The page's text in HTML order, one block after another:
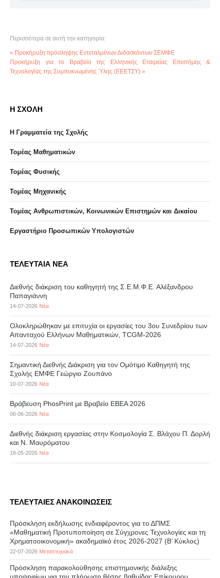
Περισσότερα σε αυτή την κατηγορία:
« Προκήρυξη πρόσληψης Εντεταλμένων Διδασκόντων ΣΕΜΦΕ
Προκήρυξη για το Βραβείο της Ελληνικής Εταιρείας Επιστήμης &
Τεχνολογίας της Συμπυκνωμένης Ύλης (ΕΕΕΤΣΥ) »
Η ΣΧΟΛΗ
Η Γραμματεία της Σχολής
Τομέας Μαθηματικών
Τομέας Φυσικής
Τομέας Μηχανικής
Τομέας Ανθρωπιστικών, Κοινωνικών Επιστημών και Δικαίου
Eργαστήριo Προσωπικών Υπολογιστών
ΤΕΛΕΥΤΑΙΑ ΝΕΑ
Διεθνής διάκριση του καθηγητή της Σ.Ε.Μ.Φ.Ε. Αλέξανδρου
Παπαγιάννη
14-07-2026 Νέα
Ολοκληρώθηκαν με επιτυχία οι εργασίες του 3ου Συνεδρίου των
Απανταχού Ελλήνων Μαθηματικών, TCGM-2026
14-07-2026 Νέα
Σημαντική Διεθνής Διάκριση για τον Ομότιμο Καθηγητή της
Σχολής ΕΜΦΕ Γεώργιο Ζουπάνο
10-07-2026 Νέα
Βράβευση PhosPrint με Βραβείο ΕΒΕΑ 2026
06-06-2026 Νέα
Διεθνής διάκριση εργασίας στην Κοσμολογία Σ. Βλάχου Π. Δορλή
και Ν. Μαυρόματου
18-05-2026 Νέα
ΤΕΛΕΥΤΑΙΕΣ ΑΝΑΚΟΙΝΩΣΕΙΣ
Πρόσκληση εκδήλωσης ενδιαφέροντος για το ΔΠΜΣ
«Μαθηματική Προτυποποίηση σε Σύγχρονες Τεχνολογίες και τη
Χρηματοοικονομική» ακαδημαϊκό έτος 2026-2027 (B’ Kύκλος)
22-07-2026 Μεταπτυχιακά
Πρόσκληση παρακολούθησης επιστημονικής διάλεξης